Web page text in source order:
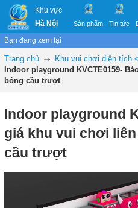
Khu vực
Hà Nội
Sản phẩm Tin tức
Bạn đang xem tại
Trang chủ
Khu vui chơi diện tích
Indoor playground KVCTE0159-
bóng cầu trượt
Indoor playground
giá khu vui chơi
cầu trượt